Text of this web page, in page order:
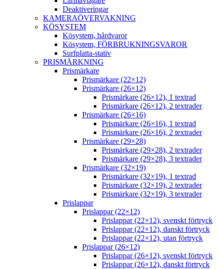
Deaktiveringar
KAMERAÖVERVAKNING
KÖSYSTEM
Kösystem, hårdvaror
Kösystem, FÖRBRUKNINGSVAROR
Surfplatta-stativ
PRISMÄRKNING
Prismärkare
Prismärkare (22×12)
Prismärkare (26×12)
Prismärkare (26×12), 1 textrad
Prismärkare (26×12), 2 textrader
Prismärkare (26×16)
Prismärkare (26×16), 1 textrad
Prismärkare (26×16), 2 textrader
Prismärkare (29×28)
Prismärkare (29×28), 2 textrader
Prismärkare (29×28), 3 textrader
Prismärkare (32×19)
Prismärkare (32×19), 1 textrad
Prismärkare (32×19), 2 textrader
Prismärkare (32×19), 3 textrader
Prislappar
Prislappar (22×12)
Prislappar (22×12), svenskt förtryck
Prislappar (22×12), danskt förtryck
Prislappar (22×12), utan förtryck
Prislappar (26×12)
Prislappar (26×12), svenskt förtryck
Prislappar (26×12), danskt förtryck